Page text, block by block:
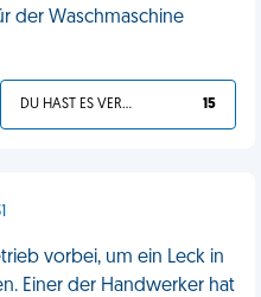
der Waschmaschine
DU HAST ES VERDIENT 15
vorbei, um ein Leck in
Einer der Handwerker hat